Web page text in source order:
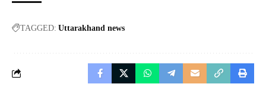
TAGGED: Uttarakhand news